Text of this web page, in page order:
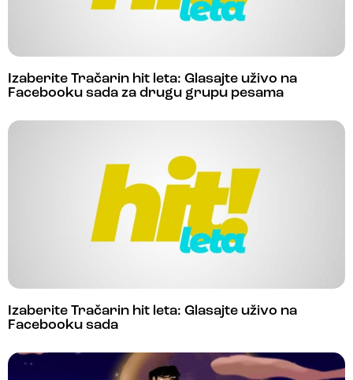
Izaberite Tračarin hit leta: Glasajte uživo na
Facebooku sada za drugu grupu pesama
Izaberite Tračarin hit leta: Glasajte uživo na
Facebooku sada